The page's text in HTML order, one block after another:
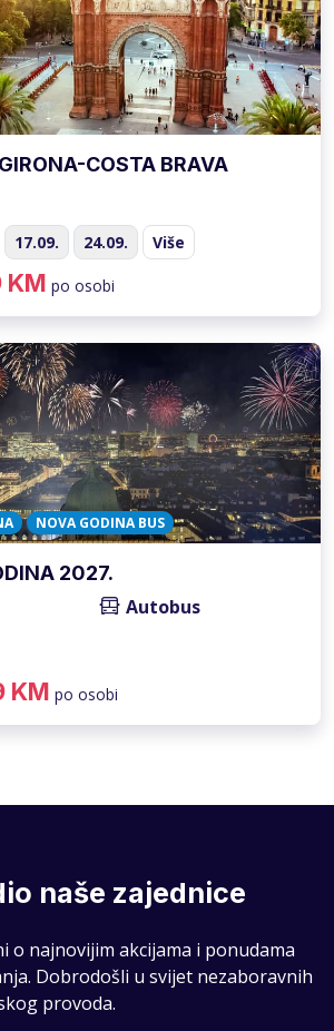
COSTA BRAVA
17.09. 24.09. Više
KM po osobi
NOVA GODINA BUS
2027.
Autobus
KM po osobi
naše zajednice
o najnovijim akcijama i ponudama
Dobrodošli u svijet nezaboravnih
provoda.